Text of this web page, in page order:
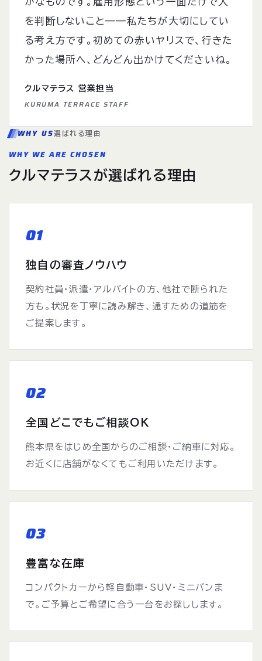
を判断しないこと——私たちが大切にしてい
る考え方です。初めての赤いヤリスで、行きた
かった場所へ、どんどん出かけてくださいね。
クルマテラス 営業担当
KURUMA TERRACE STAFF
WHY US選ばれる理由
WHY WE ARE CHOSEN
クルマテラスが選ばれる理由
01
独自の審査ノウハウ
契約社員・派遣・アルバイトの方、他社で断られた
方も。状況を丁寧に読み解き、通すための道筋を
ご提案します。
02
全国どこでもご相談OK
熊本県をはじめ全国からのご相談・ご納車に対応。
お近くに店舗がなくてもご利用いただけます。
03
豊富な在庫
コンパクトカーから軽自動車・SUV・ミニバンま
で。ご予算とご希望に合う一台をお探しします。